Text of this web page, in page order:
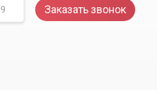
Заказать звонок